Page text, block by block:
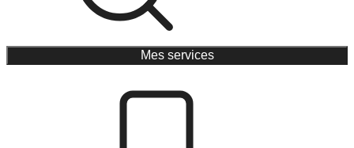
Mes services